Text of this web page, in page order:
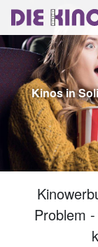
Kinos in
Problem